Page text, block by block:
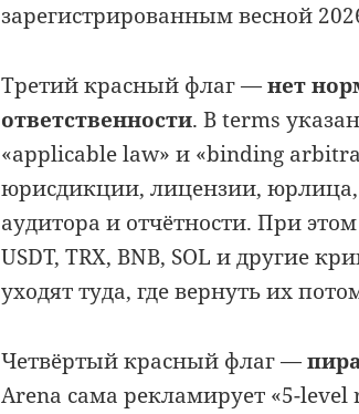
зарегистрированным весной
Третий красный флаг —нет
ответственности. В terms
«applicable law» и «binding
юрисдикции, лицензии, юрлица,
аудитора и отчётности. При
USDT, TRX, BNB, SOL и другие
уходят туда, где вернуть их
Четвёртый красный флаг —
Arena сама рекламирует «5-